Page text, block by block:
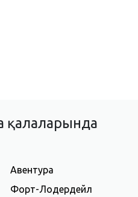
қалаларында
Авентура
Форт-Лодердейл